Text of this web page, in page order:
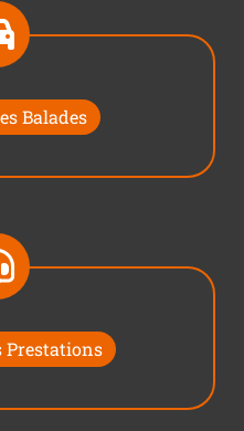
Balades
Prestations